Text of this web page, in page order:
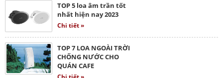
TOP 5 loa âm trần tốt
nhất hiện nay 2023
Chi tiết »
TOP 7 LOA NGOÀI TRỜI
CHỐNG NƯỚC CHO
QUÁN CAFE